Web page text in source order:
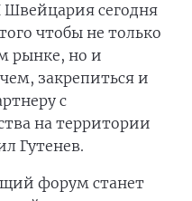
Швейцария сегодня
чтобы не только
рынке, но и
закрепиться и
с
на территории
Гутенев.
форум станет